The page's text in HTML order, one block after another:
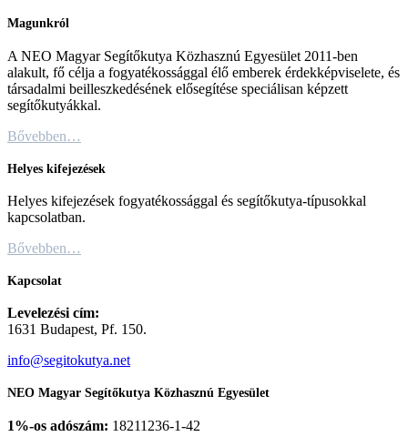
Magunkról
A NEO Magyar Segítőkutya Közhasznú Egyesület 2011-ben
alakult, fő célja a fogyatékossággal élő emberek érdekképviselete, és
társadalmi beilleszkedésének elősegítése speciálisan képzett
segítőkutyákkal.
Bővebben…
Helyes kifejezések
Helyes kifejezések fogyatékossággal és segítőkutya-típusokkal
kapcsolatban.
Bővebben…
Kapcsolat
Levelezési cím:
1631 Budapest, Pf. 150.
info@segitokutya.net
NEO Magyar Segítőkutya Közhasznú Egyesület
1%-os adószám: 18211236-1-42